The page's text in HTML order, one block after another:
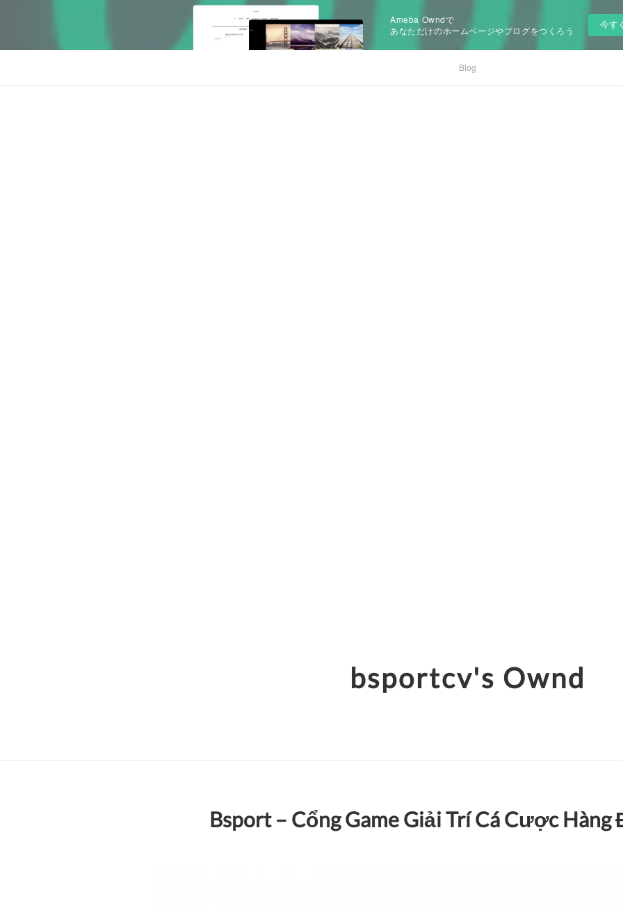
Ameba Owndで
あなただけのホームページやブログをつくろう
今す
Blog
bsportcv's Ownd
Bsport – Cổng Game Giải Trí Cá Cược Hàng